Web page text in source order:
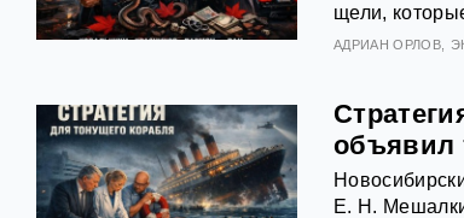
щели,
АДРИАН ОРЛОВ
объявил
Е. Н.